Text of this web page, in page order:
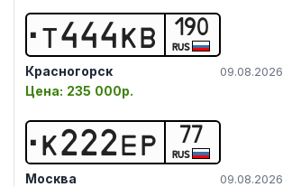
Т444КВ 190
RUS
Красногорск 09.08.2026
Цена: 235 000р.
К222ЕР 77
RUS
Москва 09.08.2026